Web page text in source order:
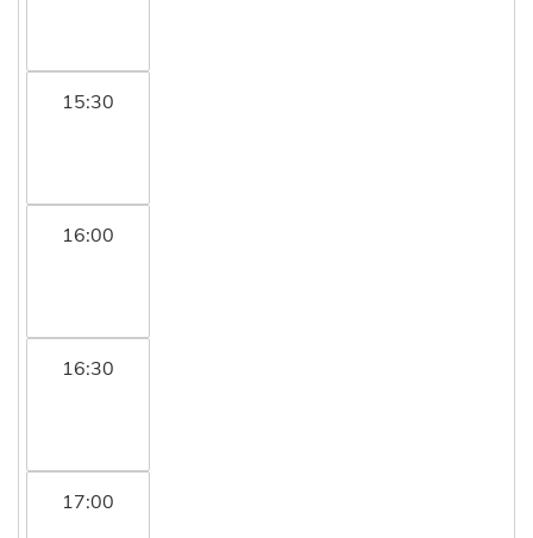
15:30
16:00
16:30
17:00